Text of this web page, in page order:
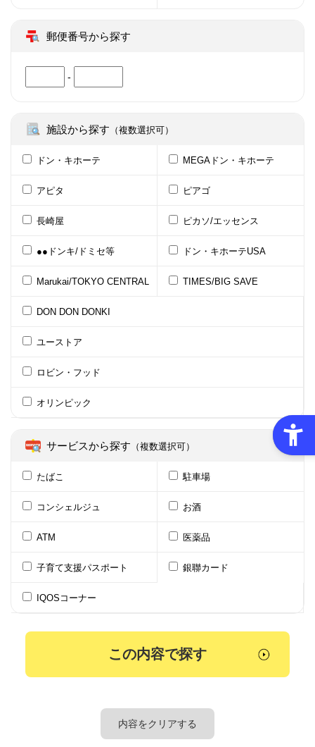
郵便番号から探す
-
施設から探す （複数選択可）
ドン・キホーテ MEGAドン・キホーテ
アピタ ピアゴ
長崎屋 ピカソ/エッセンス
●●ドンキ/ドミセ等 ドン・キホーテUSA
Marukai/TOKYO CENTRAL TIMES/BIG SAVE
DON DON DONKI
ユーストア
ロビン・フッド
オリンピック
サービスから探す （複数選択可）
たばこ 駐車場
コンシェルジュ お酒
ATM 医薬品
子育て支援パスポート 銀聯カード
IQOSコーナー